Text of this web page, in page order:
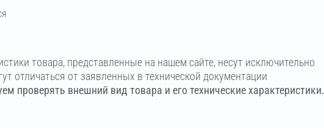
товара, представленные на нашем сайте, несут исключительно
отличаться от заявленных в технической документации
проверять внешний вид товара и его технические характеристики.